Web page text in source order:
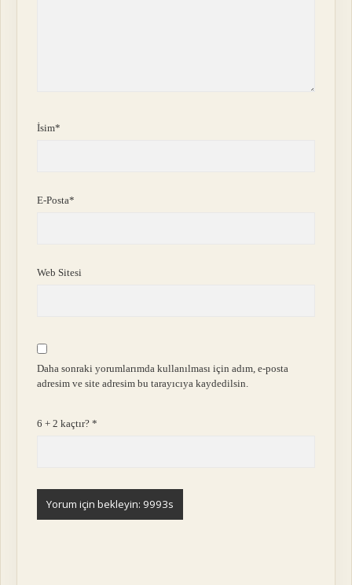
İsim*
E-Posta*
Web Sitesi
Daha sonraki yorumlarımda kullanılması için adım, e-posta
adresim ve site adresim bu tarayıcıya kaydedilsin.
6 + 2 kaçtır?*